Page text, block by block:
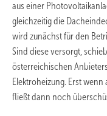
aus einer
gleichzeitig die
wird zunächst für den
Sind diese versorgt,
österreichischen
Elektroheizung. Erst wenn
fließt dann noch